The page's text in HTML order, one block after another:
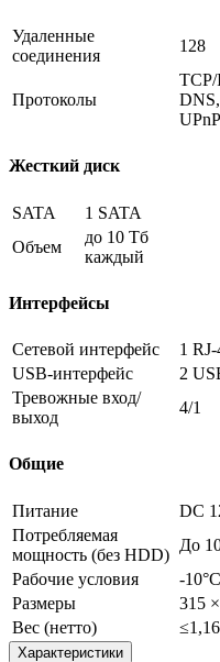
Удаленные
соединения
128
Протоколы
TCP/
Жесткий диск
SATA
1 SATA
Объем
до 10 Тб
каждый
Интерфейсы
Сетевой интерфейс
1
USB-интерфейс
2
Тревожные вход/
выход
4/1
Общие
Питание
DC
Потребляемая
мощность (без HDD)
До
Рабочие условия
-
Размеры
315
Вес (нетто)
Характеристики